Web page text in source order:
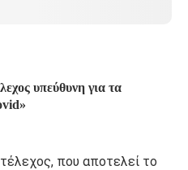
υπεύθυνη για τα
που αποτελεί το